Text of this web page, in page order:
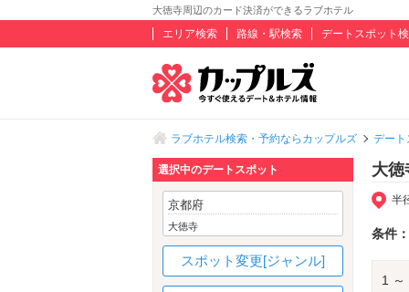
大徳寺周辺のカード決済ができるラブホテル
エリア検索 路線・駅検索 デートスポット
ラブホテル検索・予約ならカップルズ デート
大徳
半
条件：
1 ～
選択中のデートスポット
京都府
大徳寺
スポット変更[ジャンル]